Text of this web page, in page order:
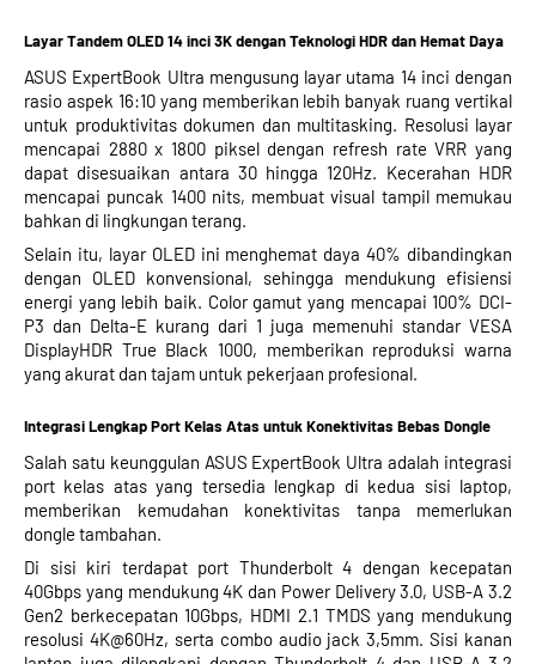
Layar Tandem OLED 14 inci 3K dengan Teknologi HDR dan Hemat Daya
ASUS ExpertBook Ultra mengusung layar utama 14 inci dengan
rasio aspek 16:10 yang memberikan lebih banyak ruang vertikal
untuk produktivitas dokumen dan multitasking. Resolusi layar
mencapai 2880 x 1800 piksel dengan refresh rate VRR yang
dapat disesuaikan antara 30 hingga 120Hz. Kecerahan HDR
mencapai puncak 1400 nits, membuat visual tampil memukau
bahkan di lingkungan terang.
Selain itu, layar OLED ini menghemat daya 40% dibandingkan
dengan OLED konvensional, sehingga mendukung efisiensi
energi yang lebih baik. Color gamut yang mencapai 100% DCI-
P3 dan Delta-E kurang dari 1 juga memenuhi standar VESA
DisplayHDR True Black 1000, memberikan reproduksi warna
yang akurat dan tajam untuk pekerjaan profesional.
Integrasi Lengkap Port Kelas Atas untuk Konektivitas Bebas Dongle
Salah satu keunggulan ASUS ExpertBook Ultra adalah integrasi
port kelas atas yang tersedia lengkap di kedua sisi laptop,
memberikan kemudahan konektivitas tanpa memerlukan
dongle tambahan.
Di sisi kiri terdapat port Thunderbolt 4 dengan kecepatan
40Gbps yang mendukung 4K dan Power Delivery 3.0, USB-A 3.2
Gen2 berkecepatan 10Gbps, HDMI 2.1 TMDS yang mendukung
resolusi 4K@60Hz, serta combo audio jack 3,5mm. Sisi kanan